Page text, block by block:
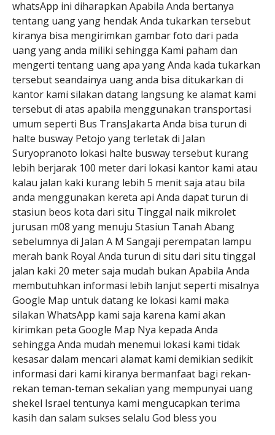
whatsApp ini diharapkan Apabila Anda bertanya
tentang uang yang hendak Anda tukarkan tersebut
kiranya bisa mengirimkan gambar foto dari pada
uang yang anda miliki sehingga Kami paham dan
mengerti tentang uang apa yang Anda kada tukarkan
tersebut seandainya uang anda bisa ditukarkan di
kantor kami silakan datang langsung ke alamat kami
tersebut di atas apabila menggunakan transportasi
umum seperti Bus TransJakarta Anda bisa turun di
halte busway Petojo yang terletak di Jalan
Suryopranoto lokasi halte busway tersebut kurang
lebih berjarak 100 meter dari lokasi kantor kami atau
kalau jalan kaki kurang lebih 5 menit saja atau bila
anda menggunakan kereta api Anda dapat turun di
stasiun beos kota dari situ Tinggal naik mikrolet
jurusan m08 yang menuju Stasiun Tanah Abang
sebelumnya di Jalan A M Sangaji perempatan lampu
merah bank Royal Anda turun di situ dari situ tinggal
jalan kaki 20 meter saja mudah bukan Apabila Anda
membutuhkan informasi lebih lanjut seperti misalnya
Google Map untuk datang ke lokasi kami maka
silakan WhatsApp kami saja karena kami akan
kirimkan peta Google Map Nya kepada Anda
sehingga Anda mudah menemui lokasi kami tidak
kesasar dalam mencari alamat kami demikian sedikit
informasi dari kami kiranya bermanfaat bagi rekan-
rekan teman-teman sekalian yang mempunyai uang
shekel Israel tentunya kami mengucapkan terima
kasih dan salam sukses selalu God bless you